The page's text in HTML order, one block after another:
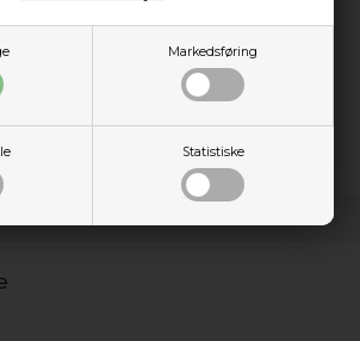
Markedsføring
Statistiske
hos "raft guider" beskytter NRS-
sårbare dele af sejlernes hænder,